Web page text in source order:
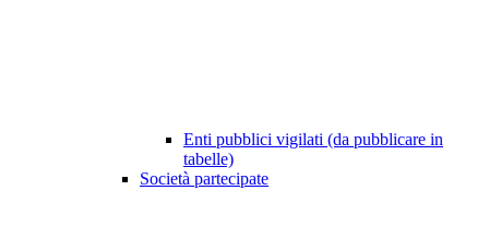
Enti pubblici vigilati (da pubblicare in
tabelle)
Società partecipate